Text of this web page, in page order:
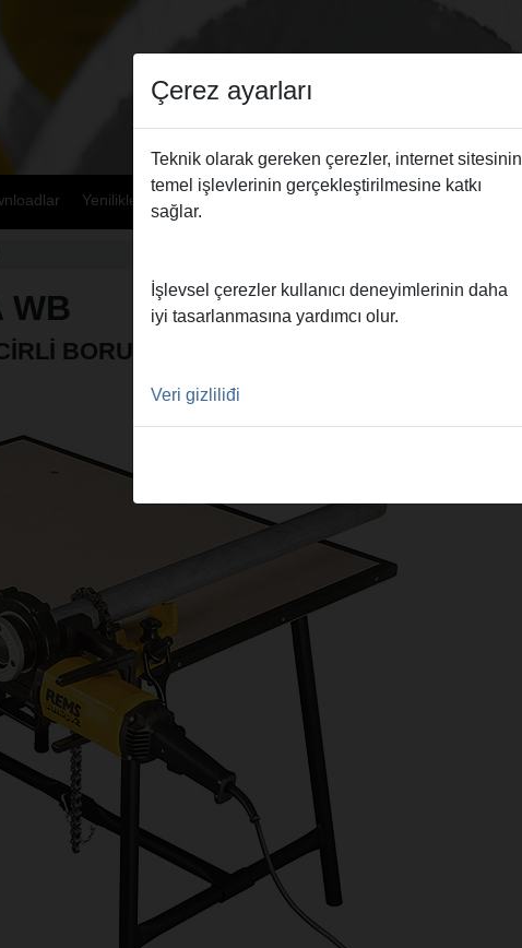
Yenilikler Site Haritası Irtibat
WB
BORU MENGENESI
Çerez ayarları
Teknik olarak gereken çerezler, internet sitesinin
temel işlevlerinin gerçekleştirilmesine katkı
sağlar.
İşlevsel çerezler kullanıcı deneyimlerinin daha
iyi tasarlanmasına yardımcı olur.
Veri gizliliđi